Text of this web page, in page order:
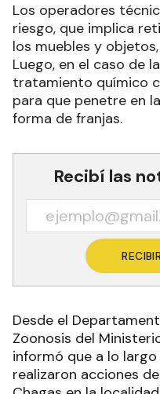
Los operadores
riesgo, que implica
los muebles y
Luego, en el caso de
tratamiento químico
para que penetre en
forma de franjas.
Recibí las
Desde el
Zoonosis del
informó que a lo
realizaron acciones